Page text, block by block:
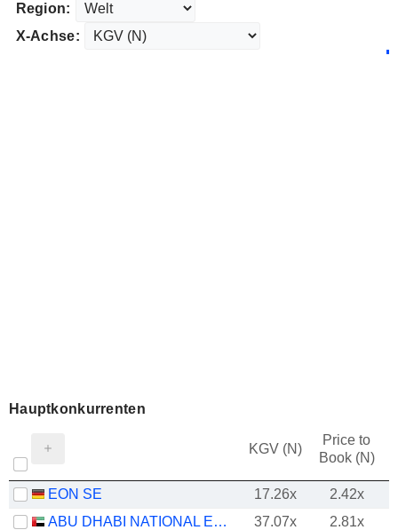
Region:
X-Achse:
Hauptkonkurrenten
KGV (N)
Price to
Book (N)
EON SE 17.26x
2.42x
ABU DHABI NATIONAL ENERGY COMPANY
37.07x 2.81x